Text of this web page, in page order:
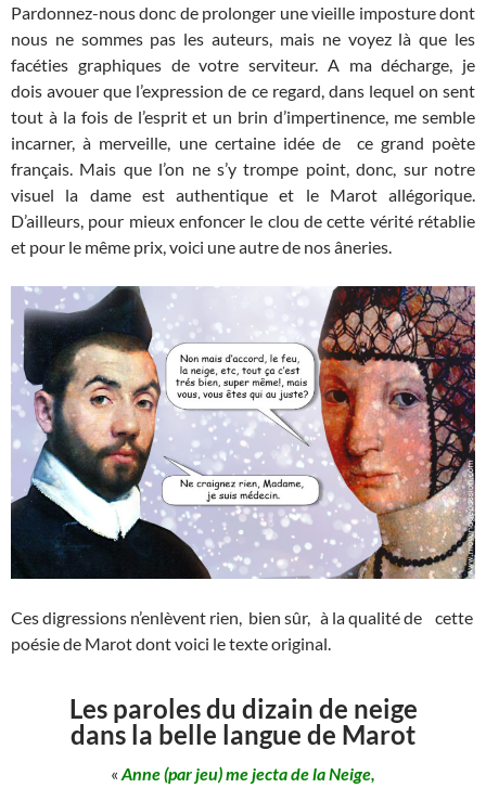
Pardonnez-nous donc de prolonger une vieille imposture dont
nous ne sommes pas les auteurs, mais ne voyez là que les
facéties graphiques de votre serviteur. A ma décharge, je
dois avouer que l’expression de ce regard, dans lequel on sent
tout à la fois de l’esprit et un brin d’impertinence, me semble
incarner, à merveille, une certaine idée de ce grand poète
français. Mais que l’on ne s’y trompe point, donc, sur notre
visuel la dame est authentique et le Marot allégorique.
D’ailleurs, pour mieux enfoncer le clou de cette vérité rétablie
et pour le même prix, voici une autre de nos âneries.
Ces digressions n’enlèvent rien, bien sûr, à la qualité de cette
poésie de Marot dont voici le texte original.
Les paroles du dizain de neige
dans la belle langue de Marot
« Anne (par jeu) me jecta de la Neige,